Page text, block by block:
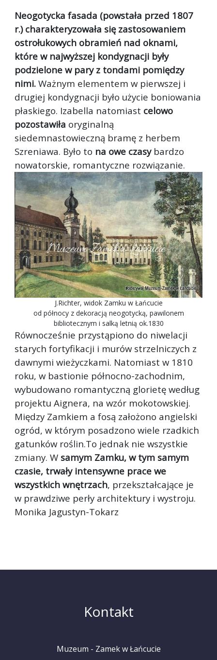
Neogotycka fasada (powstała przed 1807
r.) charakteryzowała się zastosowaniem
ostrołukowych obramień nad oknami,
które w najwyższej kondygnacji były
podzielone w pary z tondami pomiędzy
nimi. Ważnym elementem w pierwszej i
drugiej kondygnacji było użycie boniowania
płaskiego. Izabella natomiast celowo
pozostawiła oryginalną
siedemnastowieczną bramę z herbem
Szreniawa. Było to na owe czasybardzo
nowatorskie, romantyczne rozwiązanie.
J.Richter, widok Zamku w Łańcucie
od północy z dekoracją neogotycką, pawilonem
bibliotecznym i salką letnią ok.1830
Równocześnie przystąpiono do niwelacji
starych fortyfikacji i murów strzelniczych z
dawnymi wieżyczkami. Natomiast w 1810
roku, w bastionie północno-zachodnim,
wybudowano romantyczną glorietę według
projektu Aignera, na wzór mokotowskiej.
Między Zamkiem a fosą założono angielski
ogród, w którym posadzono wiele rzadkich
gatunków roślin.To jednak nie wszystkie
zmiany. W samym Zamku, w tym samym
czasie, trwały intensywne prace we
wszystkich wnętrzach, przekształcające je
w prawdziwe perły architektury i wystroju.
Monika Jagustyn-Tokarz
Kontakt
Muzeum - Zamek w Łańcucie